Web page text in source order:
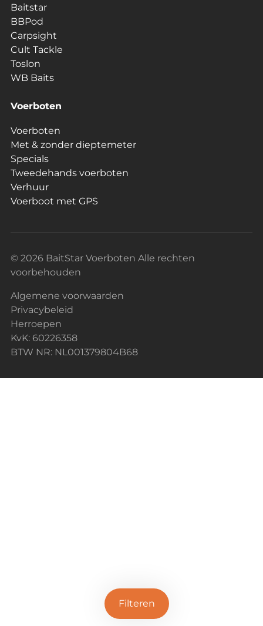
Filteren
Baitstar
BBPod
Carpsight
Cult Tackle
Toslon
WB Baits
Voerboten
Voerboten
Met & zonder dieptemeter
Specials
Tweedehands voerboten
Verhuur
Voerboot met GPS
© 2026 BaitStar Voerboten Alle rechten
voorbehouden
Algemene voorwaarden
Privacybeleid
Herroepen
KvK: 60226358
BTW NR: NL001379804B68